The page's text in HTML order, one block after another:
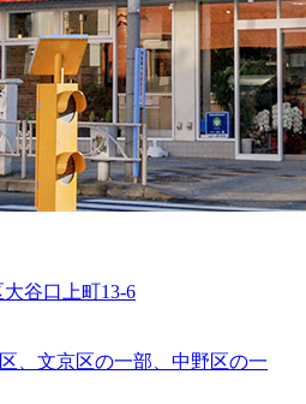
谷口上町13-6
、文京区の一部、中野区の一